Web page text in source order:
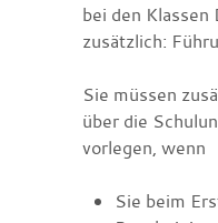
bei den Klassen
zusätzlich:
Sie müssen
über die
vorlegen, wenn
Sie beim